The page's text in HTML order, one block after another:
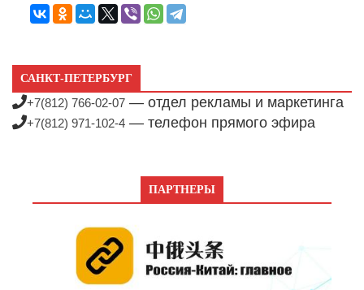
САНКТ-ПЕТЕРБУРГ
+7(812) 766-02-07 — отдел рекламы и маркетинга
+7(812) 971-102-4 — телефон прямого эфира
ПАРТНЕРЫ